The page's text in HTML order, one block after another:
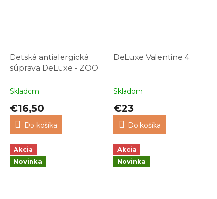
Detská antialergická
súprava DeLuxe - ZOO
Skladom
€16,50
Do košíka
DeLuxe Valentine 4
Skladom
€23
Do košíka
Akcia
Novinka
Akcia
Novinka